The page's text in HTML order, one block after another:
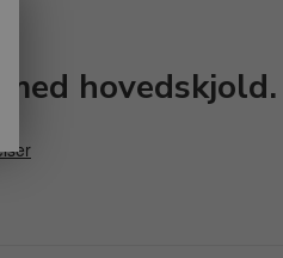
hovedskjold.